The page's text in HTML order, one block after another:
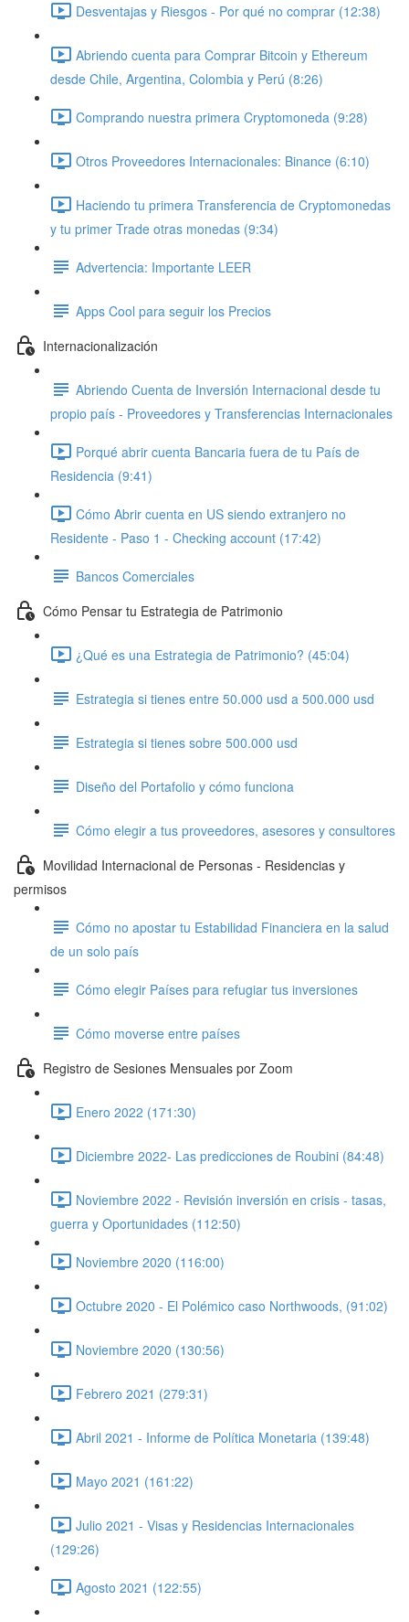
Desventajas y Riesgos - Por qué no comprar (12:38)
Abriendo cuenta para Comprar Bitcoin y Ethereum
desde Chile, Argentina, Colombia y Perú (8:26)
Comprando nuestra primera Cryptomoneda (9:28)
Otros Proveedores Internacionales: Binance (6:10)
Haciendo tu primera Transferencia de Cryptomonedas
y tu primer Trade otras monedas (9:34)
Advertencia: Importante LEER
Apps Cool para seguir los Precios
Internacionalización
Abriendo Cuenta de Inversión Internacional desde tu
propio país - Proveedores y Transferencias Internacionales
Porqué abrir cuenta Bancaria fuera de tu País de
Residencia (9:41)
Cómo Abrir cuenta en US siendo extranjero no
Residente - Paso 1 - Checking account (17:42)
Bancos Comerciales
Cómo Pensar tu Estrategia de Patrimonio
¿Qué es una Estrategia de Patrimonio? (45:04)
Estrategia si tienes entre 50.000 usd a 500.000 usd
Estrategia si tienes sobre 500.000 usd
Diseño del Portafolio y cómo funciona
Cómo elegir a tus proveedores, asesores y consultores
Movilidad Internacional de Personas - Residencias y
permisos
Cómo no apostar tu Estabilidad Financiera en la salud
de un solo país
Cómo elegir Países para refugiar tus inversiones
Cómo moverse entre países
Registro de Sesiones Mensuales por Zoom
Enero 2022 (171:30)
Diciembre 2022- Las predicciones de Roubini (84:48)
Noviembre 2022 - Revisión inversión en crisis - tasas,
guerra y Oportunidades (112:50)
Noviembre 2020 (116:00)
Octubre 2020 - El Polémico caso Northwoods, (91:02)
Noviembre 2020 (130:56)
Febrero 2021 (279:31)
Abril 2021 - Informe de Política Monetaria (139:48)
Mayo 2021 (161:22)
Julio 2021 - Visas y Residencias Internacionales
(129:26)
Agosto 2021 (122:55)